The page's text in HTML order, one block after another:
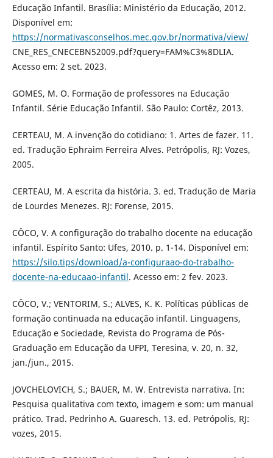
Educação Infantil. Brasília: Ministério da Educação, 2012.
Disponível em:
https://normativasconselhos.mec.gov.br/normativa/view/
CNE_RES_CNECEBN52009.pdf?query=FAM%C3%8DLIA.
Acesso em: 2 set. 2023.
GOMES, M. O. Formação de professores na Educação
Infantil. Série Educação Infantil. São Paulo: Cortêz, 2013.
CERTEAU, M. A invenção do cotidiano: 1. Artes de fazer. 11.
ed. Tradução Ephraim Ferreira Alves. Petrópolis, RJ: Vozes,
2005.
CERTEAU, M. A escrita da história. 3. ed. Tradução de Maria
de Lourdes Menezes. RJ: Forense, 2015.
CÔCO, V. A configuração do trabalho docente na educação
infantil. Espírito Santo: Ufes, 2010. p. 1-14. Disponível em:
https://silo.tips/download/a-configuraao-do-trabalho-
docente-na-educaao-infantil. Acesso em: 2 fev. 2023.
CÔCO, V.; VENTORIM, S.; ALVES, K. K. Políticas públicas de
formação continuada na educação infantil. Linguagens,
Educação e Sociedade, Revista do Programa de Pós-
Graduação em Educação da UFPI, Teresina, v. 20, n. 32,
jan./jun., 2015.
JOVCHELOVICH, S.; BAUER, M. W. Entrevista narrativa. In:
Pesquisa qualitativa com texto, imagem e som: um manual
prático. Trad. Pedrinho A. Guaresch. 13. ed. Petrópolis, RJ:
vozes, 2015.